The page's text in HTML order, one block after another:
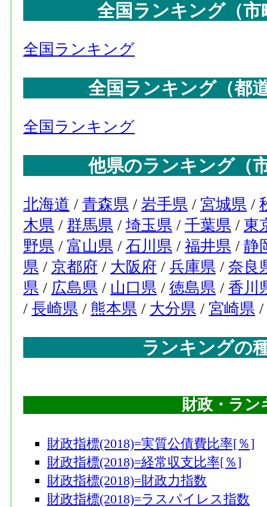
全国ランキング（
全国ランキング
全国ランキング（都
全国ランキング
他県のランキング（
北海道 / 青森県 / 岩手県 / 宮城県 /
木県 / 群馬県 / 埼玉県 / 千葉県 / 東
野県 / 富山県 / 石川県 / 福井県 / 静
県 / 京都府 / 大阪府 / 兵庫県 / 奈良
県 / 広島県 / 山口県 / 徳島県 / 香川
/ 長崎県 / 熊本県 / 大分県 / 宮崎県 /
ランキングの
財政・ラン
財政指標(2018)=実質公債費比率[％]
財政指標(2018)=経常収支比率[％]
財政指標(2018)=財政力指数
財政指標(2018)=ラスパイレス指数